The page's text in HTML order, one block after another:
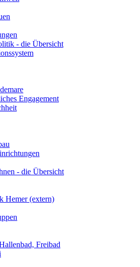
- die Übersicht
Engagement
- die Übersicht
Hemer (extern)
Freibad